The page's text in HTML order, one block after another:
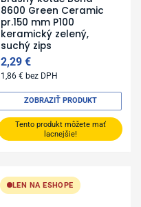
8600 Green Ceramic
pr.150 mm P100
keramický zelený,
suchý zips
2,29€
1,86€ bez DPH
Tento produkt môžete mať
lacnejšie!
ZOBRAZIŤ PRODUKT
LEN NA ESHOPE